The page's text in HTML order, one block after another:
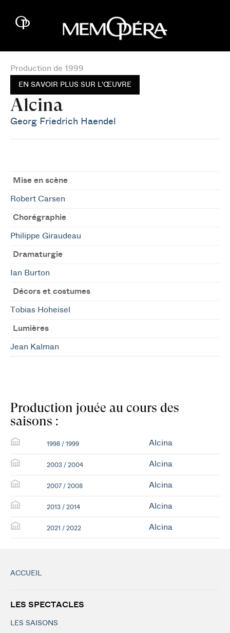
Production de 1999
EN SAVOIR PLUS SUR L'ŒUVRE
Alcina
Georg Friedrich Haendel
Mise en scène
Robert Carsen
Chorégraphie
Philippe Giraudeau
Dramaturgie
Ian Burton
Décors et costumes
Tobias Hoheisel
Lumières
Jean Kalman
Production jouée au cours des
saisons :
1998 / 1999 Alcina
2003 / 2004 Alcina
2007 / 2008 Alcina
2013 / 2014 Alcina
2021 / 2022 Alcina
ACCUEIL
LES SPECTACLES
LES SAISONS